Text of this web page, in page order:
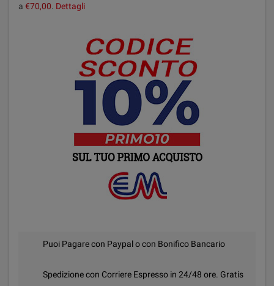
a €70,00. Dettagli
Puoi Pagare con Paypal o con Bonifico Bancario
Spedizione con Corriere Espresso in 24/48 ore. Gratis